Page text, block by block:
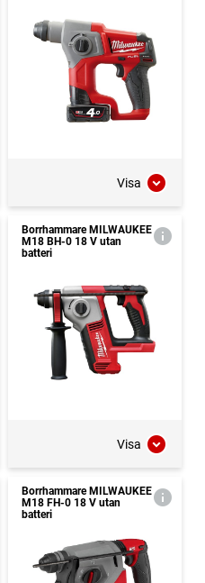
Visa
Borrhammare MILWAUKEE
M18 BH-0 18 V utan
batteri
Visa
Borrhammare MILWAUKEE
M18 FH-0 18 V utan
batteri